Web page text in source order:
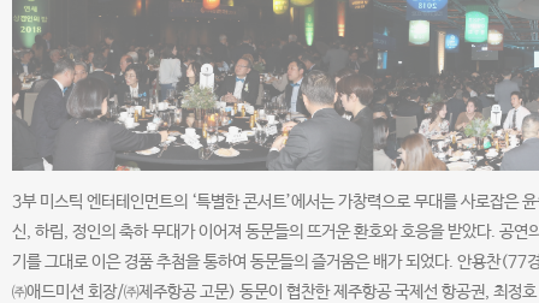
3부 미스틱 엔터테인먼트의 ‘특별한 콘서트’에서는 가창력으로 무대를 사로잡은
신, 하림, 정인의 축하 무대가 이어져 동문들의 뜨거운 환호와 호응을 받았다. 공연
기를 그대로 이은 경품 추첨을 통하여 동문들의 즐거움은 배가 되었다. 안용찬(77
㈜애드미션 회장/㈜제주항공 고문) 동문이 협찬한 제주항공 국제선 항공권, 최정